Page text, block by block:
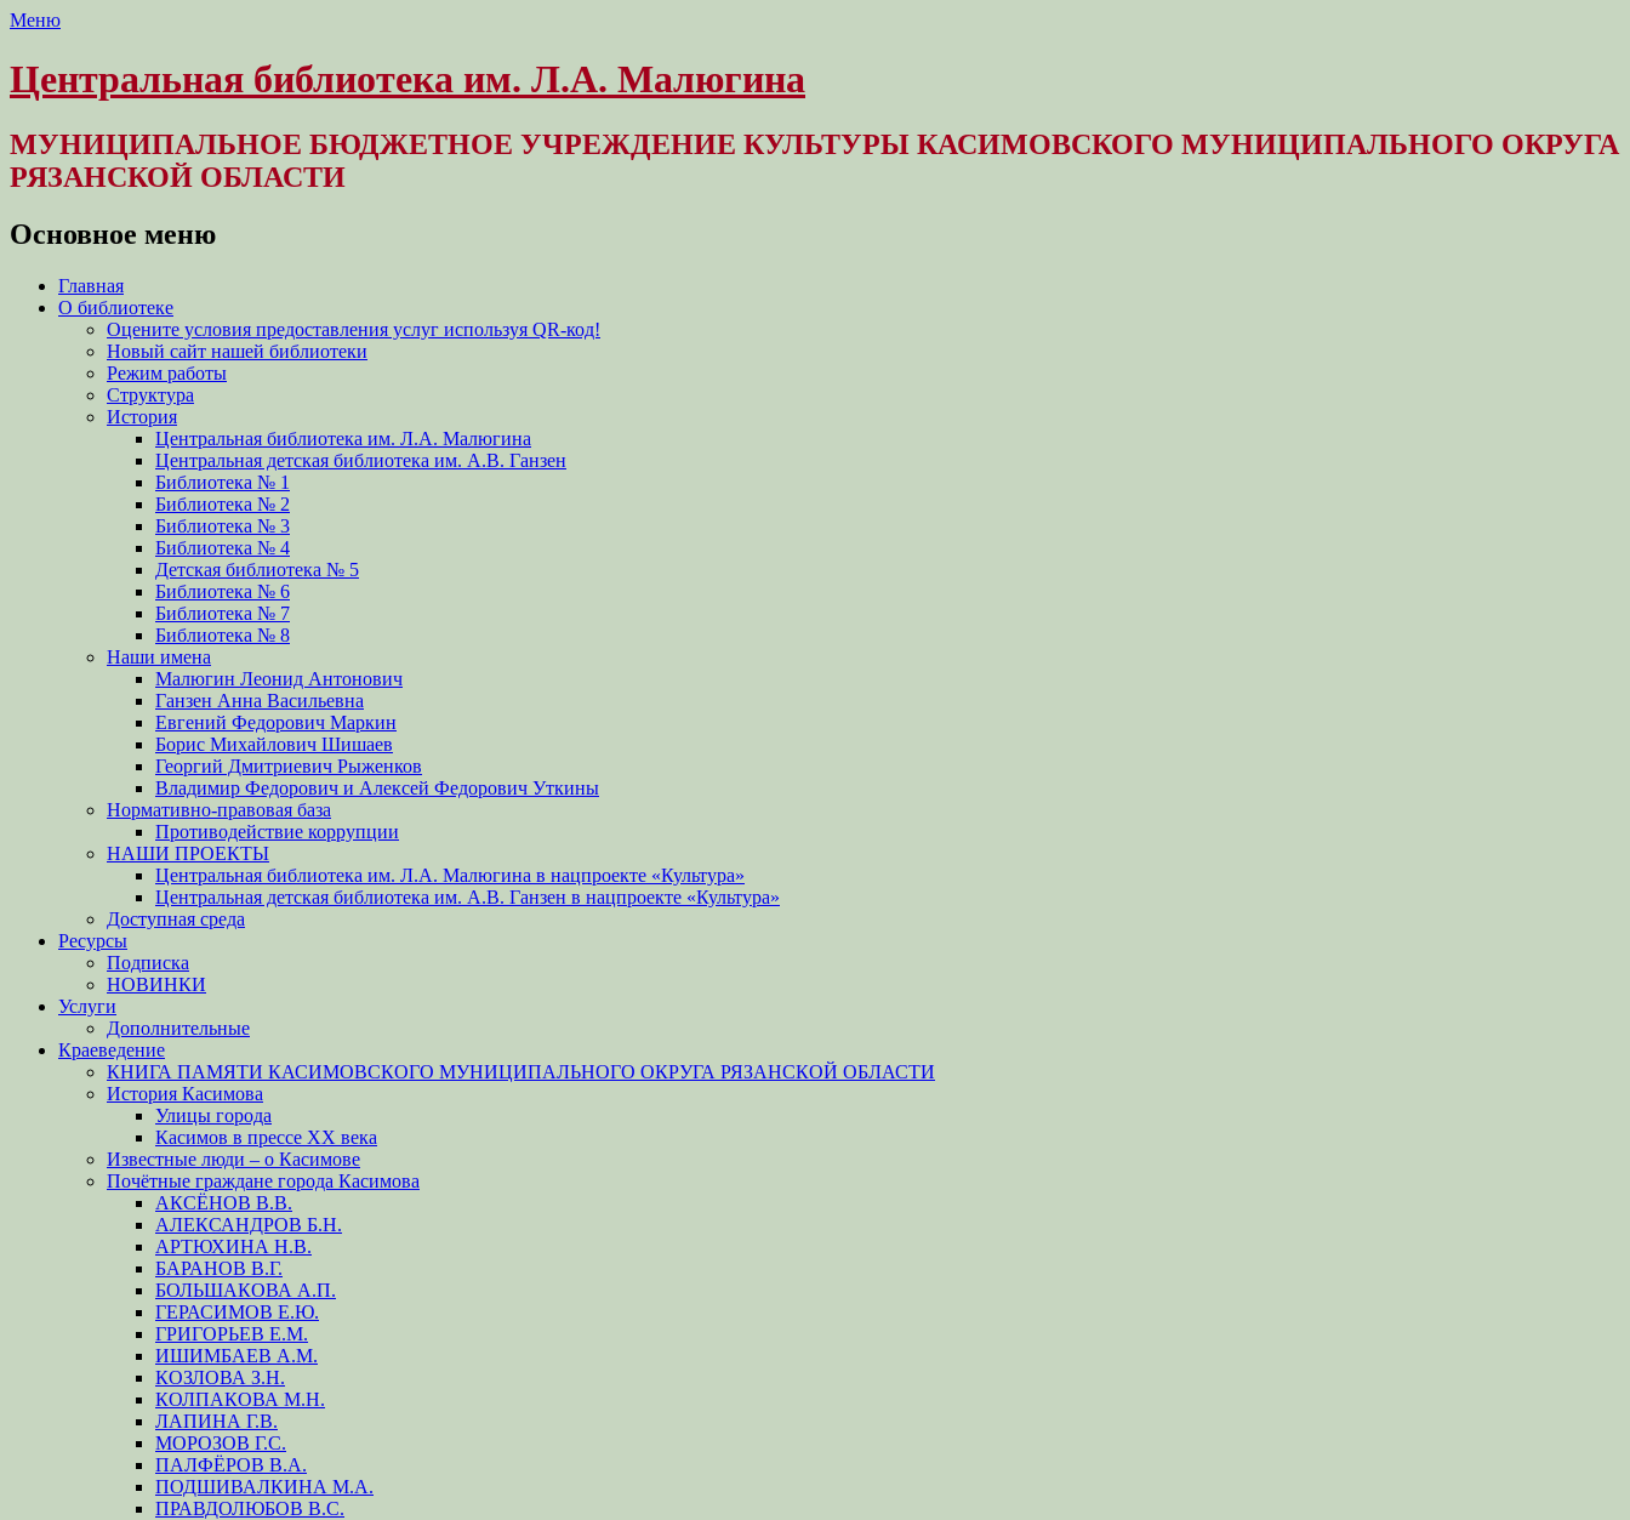
Меню
Центральная библиотека им. Л.А. Малюгина
МУНИЦИПАЛЬНОЕ БЮДЖЕТНОЕ УЧРЕЖДЕНИЕ КУЛЬТУРЫ КАСИМОВСКОГО МУНИЦИПАЛЬНОГО ОКРУГА
РЯЗАНСКОЙ ОБЛАСТИ
Основное меню
Перейти
содержимому
Главная
О библиотеке
Оцените условия предоставления услуг используя QR-код!
Новый сайт нашей библиотеки
Режим работы
Структура
История
Центральная библиотека им. Л.А. Малюгина
Центральная детская библиотека им. А.В. Ганзен
Библиотека № 1
Библиотека № 2
Библиотека № 3
Библиотека № 4
Детская библиотека № 5
Библиотека № 6
Библиотека № 7
Библиотека № 8
Наши имена
Малюгин Леонид Антонович
Ганзен Анна Васильевна
Евгений Федорович Маркин
Борис Михайлович Шишаев
Георгий Дмитриевич Рыженков
Владимир Федорович и Алексей Федорович Уткины
Нормативно-правовая база
Противодействие коррупции
НАШИ ПРОЕКТЫ
Центральная библиотека им. Л.А. Малюгина в нацпроекте «Культура»
Центральная детская библиотека им. А.В. Ганзен в нацпроекте «Культура»
Доступная среда
Ресурсы
Подписка
НОВИНКИ
Услуги
Дополнительные
Краеведение
КНИГА ПАМЯТИ КАСИМОВСКОГО МУНИЦИПАЛЬНОГО ОКРУГА РЯЗАНСКОЙ ОБЛАСТИ
История Касимова
Улицы города
Касимов в прессе XX века
Известные люди – о Касимове
Почётные граждане города Касимова
АКСЁНОВ В.В.
АЛЕКСАНДРОВ Б.Н.
АРТЮХИНА Н.В.
БАРАНОВ В.Г.
БОЛЬШАКОВА А.П.
ГЕРАСИМОВ Е.Ю.
ГРИГОРЬЕВ Е.М.
ИШИМБАЕВ А.М.
КОЗЛОВА З.Н.
КОЛПАКОВА М.Н.
ЛАПИНА Г.В.
МОРОЗОВ Г.С.
ПАЛФЁРОВ В.А.
ПОДШИВАЛКИНА М.А.
ПРАВДОЛЮБОВ В.С.